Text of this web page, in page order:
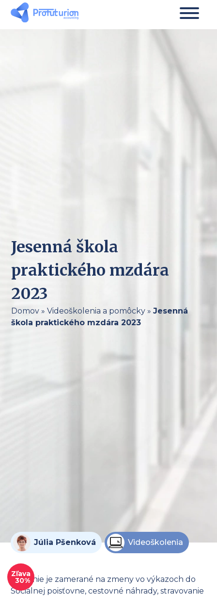
Jesenná škola
praktického mzdára
2023
Domov» Videoškolenia a pomôcky» Jesenná
škola praktického mzdára 2023
Júlia Pšenková Videoškolenia
Zľava
30%
Školenie je zamerané na zmeny vo výkazoch do
Sociálnej poisťovne, cestovné náhrady, stravovanie